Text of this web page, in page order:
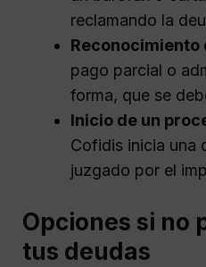
reclamando la
Reconocimiento
pago parcial o
forma, que se
Inicio de un
Cofidis inicia una
juzgado por el
Opciones si no
tus deudas